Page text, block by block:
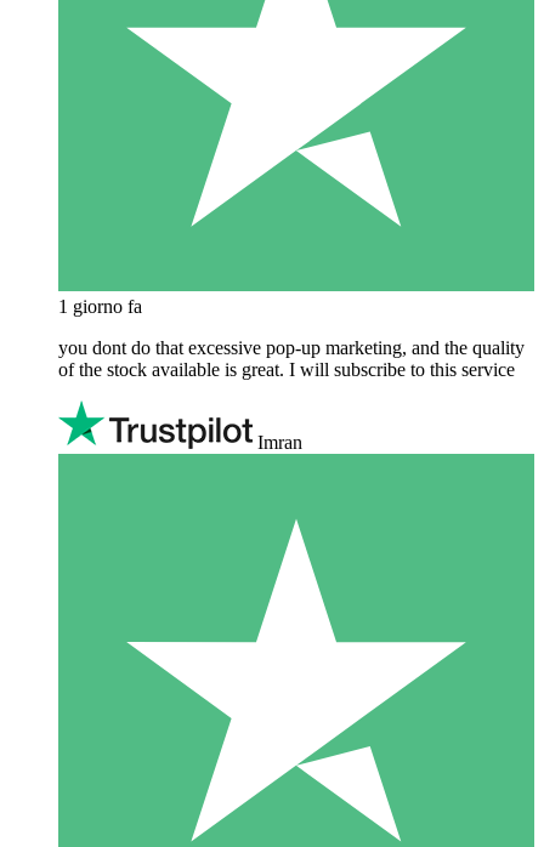
1 giorno fa
you dont do that excessive pop-up marketing, and the quality
of the stock available is great. I will subscribe to this service
Imran